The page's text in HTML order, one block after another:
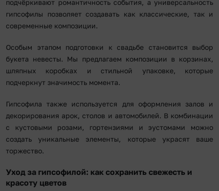
подчёркивают романтичность события, а универсальность
гипсофилы позволяет создавать как классические, так и
современные композиции.
Особым этапом подготовки к свадьбе становится выбор
букета невесты. Мы предлагаем композиции в корзинах,
шляпных коробках и стильной упаковке, которые
подчеркнут значимость момента.
Гипсофила также используется для оформления залов и
декорирования арок, столов и автомобилей. В комбинации
с кустовыми розами, гортензиями и эустомами можно
создать уникальные элементы, которые украсят ваше
торжество.
Уход за гипсофилой: как сохранить свежесть и
красоту цветов